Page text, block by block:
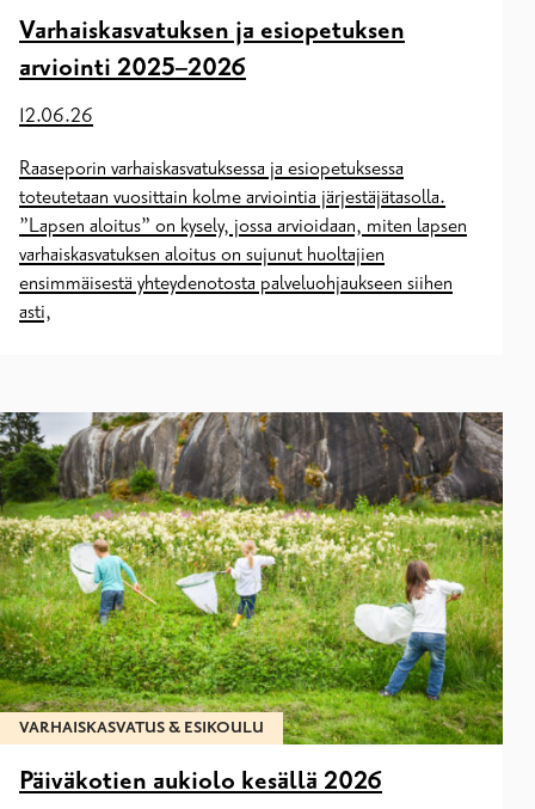
Varhaiskasvatuksen ja esiopetuksen
arviointi 2025–2026
12.06.26
Raaseporin varhaiskasvatuksessa ja esiopetuksessa
toteutetaan vuosittain kolme arviointia järjestäjätasolla.
”Lapsen aloitus” on kysely, jossa arvioidaan, miten lapsen
varhaiskasvatuksen aloitus on sujunut huoltajien
ensimmäisestä yhteydenotosta palveluohjaukseen siihen
asti,
VARHAISKASVATUS & ESIKOULU
Päiväkotien aukiolo kesällä 2026